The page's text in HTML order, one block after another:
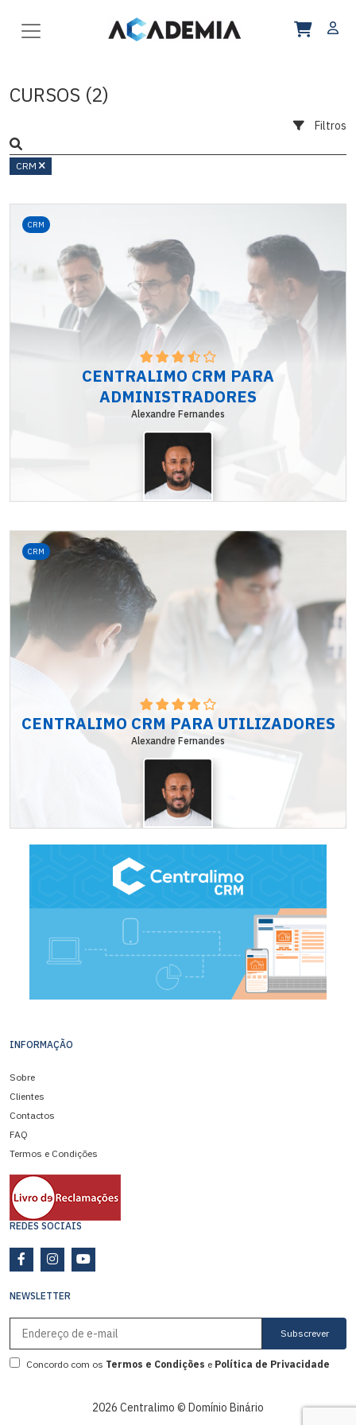
CURSOS (2)
Filtros
CRM
CRM
CENTRALIMO CRM PARA
ADMINISTRADORES
Alexandre Fernandes
CRM
CENTRALIMO CRM PARA UTILIZADORES
Alexandre Fernandes
INFORMAÇÃO
Sobre
Clientes
Contactos
FAQ
Termos e Condições
REDES SOCIAIS
NEWSLETTER
Subscrever
Concordo com os Termos e Condições e Política de Privacidade
2026 Centralimo © Domínio Binário